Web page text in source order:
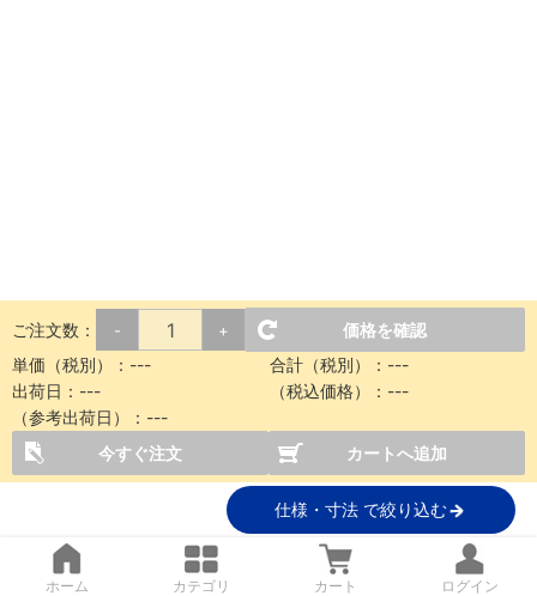
ご注文数： - +
価格を確認
単価（税別）： --- 合計（税別）： ---
出荷日： --- （税込価格）： ---
（参考出荷日）： ---
今すぐ注文
カートへ追加
仕様・寸法 で絞り込む
ホーム カテゴリ カート ログイン